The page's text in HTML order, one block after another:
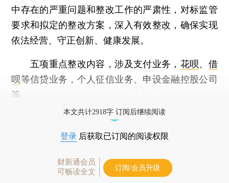
中存在的严重问题和整改工作的严肃性，对标监管
要求和拟定的整改方案，深入有效整改，确保实现
依法经营、守正创新、健康发展。
五项重点整改内容，涉及支付业务， 花呗、 借
呗等信贷业务，个人征信业务、申设金融控股公司
等。
本文共计2918字 订阅后继续阅读
登录 后获取已订阅的阅读权限
财新通会员
可畅读全文
订阅/会员升级